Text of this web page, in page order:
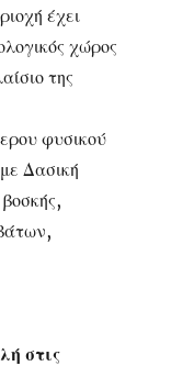
έχει
χώρος
της
φυσικού
Δασική
στις